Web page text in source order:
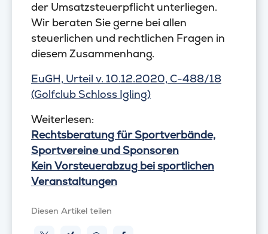
der Umsatzsteuerpflicht unterliegen.
Wir beraten Sie gerne bei allen
steuerlichen und rechtlichen Fragen in
diesem Zusammenhang.
EuGH, Urteil v. 10.12.2020, C-488/18
(Golfclub Schloss Igling)
Weiterlesen:
Rechtsberatung für Sportverbände,
Sportvereine und Sponsoren
Kein Vorsteuerabzug bei sportlichen
Veranstaltungen
Diesen Artikel teilen